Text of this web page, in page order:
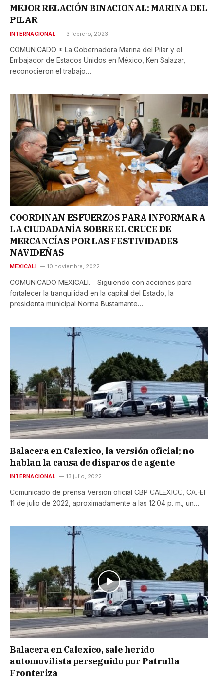
MEJOR RELACIÓN BINACIONAL: MARINA DEL
PILAR
INTERNACIONAL 3 febrero, 2023
COMUNICADO * La Gobernadora Marina del Pilar y el
Embajador de Estados Unidos en México, Ken Salazar,
reconocieron el trabajo…
COORDINAN ESFUERZOS PARA INFORMAR A
LA CIUDADANÍA SOBRE EL CRUCE DE
MERCANCÍAS POR LAS FESTIVIDADES
NAVIDEÑAS
MEXICALI 10 noviembre, 2022
COMUNICADO MEXICALI. – Siguiendo con acciones para
fortalecer la tranquilidad en la capital del Estado, la
presidenta municipal Norma Bustamante…
Balacera en Calexico, la versión oficial; no
hablan la causa de disparos de agente
INTERNACIONAL 13 julio, 2022
Comunicado de prensa Versión oficial CBP CALEXICO, CA.-El
11 de julio de 2022, aproximadamente a las 12:04 p. m., un…
Balacera en Calexico, sale herido
automovilista perseguido por Patrulla
Fronteriza